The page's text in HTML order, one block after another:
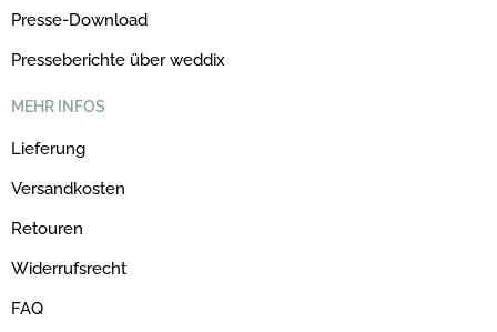
Presse-Download
Presseberichte über weddix
MEHR INFOS
Lieferung
Versandkosten
Retouren
Widerrufsrecht
FAQ